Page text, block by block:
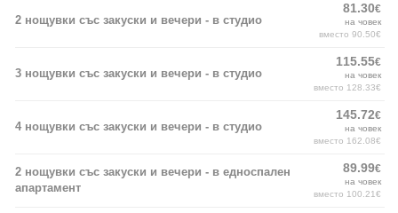
2 нощувки със закуски и вечери - в студио
81.30€
на човек
вместо 90.50€
3 нощувки със закуски и вечери - в студио
115.55€
на човек
вместо 128.33€
4 нощувки със закуски и вечери - в студио
145.72€
на човек
вместо 162.08€
2 нощувки със закуски и вечери - в едноспален
апартамент
89.99€
на човек
вместо 100.21€